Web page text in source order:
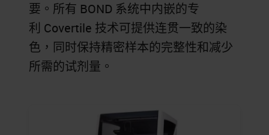
要。所有 BOND 系统中内嵌的专
利 Covertile 技术可提供连贯一致的染
色，同时保持精密样本的完整性和减少
所需的试剂量。